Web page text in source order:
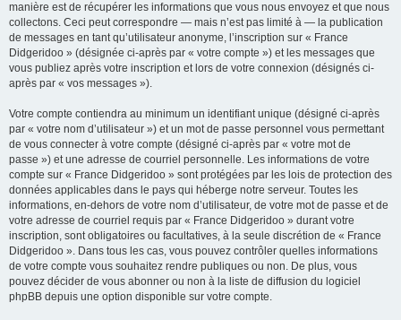
manière est de récupérer les informations que vous nous envoyez et que nous
collectons. Ceci peut correspondre — mais n’est pas limité à — la publication
de messages en tant qu’utilisateur anonyme, l’inscription sur « France
Didgeridoo » (désignée ci-après par « votre compte ») et les messages que
vous publiez après votre inscription et lors de votre connexion (désignés ci-
après par « vos messages »).
Votre compte contiendra au minimum un identifiant unique (désigné ci-après
par « votre nom d’utilisateur ») et un mot de passe personnel vous permettant
de vous connecter à votre compte (désigné ci-après par « votre mot de
passe ») et une adresse de courriel personnelle. Les informations de votre
compte sur « France Didgeridoo » sont protégées par les lois de protection des
données applicables dans le pays qui héberge notre serveur. Toutes les
informations, en-dehors de votre nom d’utilisateur, de votre mot de passe et de
votre adresse de courriel requis par « France Didgeridoo » durant votre
inscription, sont obligatoires ou facultatives, à la seule discrétion de « France
Didgeridoo ». Dans tous les cas, vous pouvez contrôler quelles informations
de votre compte vous souhaitez rendre publiques ou non. De plus, vous
pouvez décider de vous abonner ou non à la liste de diffusion du logiciel
phpBB depuis une option disponible sur votre compte.